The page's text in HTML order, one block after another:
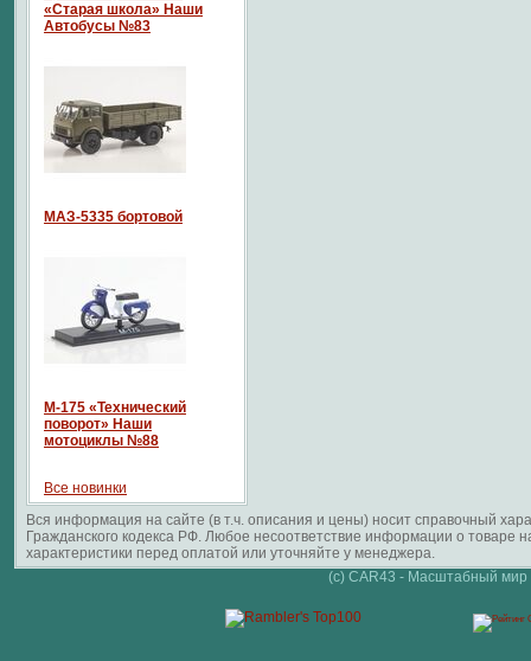
«Старая школа» Наши
Автобусы №83
МАЗ-5335 бортовой
М-175 «Технический
поворот» Наши
мотоциклы №88
Все новинки
Вся информация на сайте (в т.ч. описания и цены) носит справочный
Гражданского кодекса РФ. Любое несоответствие информации о
характеристики перед оплатой или уточняйте у менеджера.
(c) CAR43 - Масштабный мир